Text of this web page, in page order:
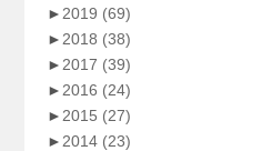
► 2019 (69)
► 2018 (38)
► 2017 (39)
► 2016 (24)
► 2015 (27)
► 2014 (23)